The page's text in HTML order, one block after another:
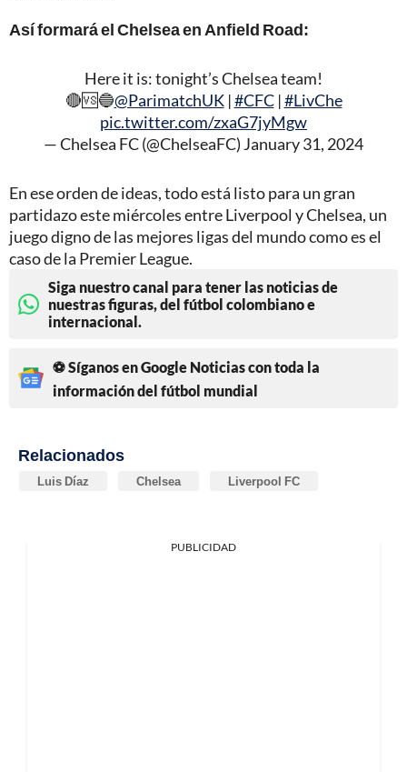
Así formará el Chelsea en Anfield Road:
Here it is: tonight’s Chelsea team!
🔴🆚🔵@ParimatchUK|#CFC|#LivChe
pic.twitter.com/zxaG7jyMgw
— Chelsea FC (@ChelseaFC) January 31, 2024
En ese orden de ideas, todo está listo para un gran
partidazo este miércoles entre Liverpool y Chelsea, un
juego digno de las mejores ligas del mundo como es el
caso de la Premier League.
Siga nuestro canal para tener las noticias de
nuestras figuras, del fútbol colombiano e
internacional.
⚽ Síganos en Google Noticias con toda la
información del fútbol mundial
Relacionados
Luis Díaz Chelsea Liverpool FC
PUBLICIDAD